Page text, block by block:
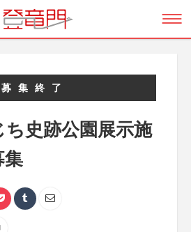
募集終了
史跡公園展示施
集